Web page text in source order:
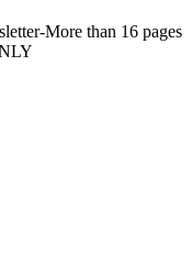
More than 16 pages